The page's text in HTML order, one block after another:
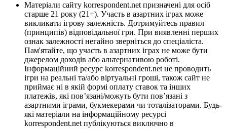
Матеріали сайту korrespondent.net призначені для осіб
старше 21 року (21+). Участь в азартних іграх може
викликати ігрову залежність. Дотримуйтесь правил
(принципів) відповідальної гри. При виявленні перших
ознак залежності негайно зверніться до спеціаліста.
Пам'ятайте, що участь в азартних іграх не може бути
джерелом доходів або альтернативою роботі.
Інформаційний ресурс korrespondent.net не проводить
ігри на реальні та/або віртуальні гроші, також сайт не
приймає ні в якій формі оплату ставок та інших
платежів, які пов’язані/можуть бути пов’язані з
азартними іграми, букмекерами чи тоталізаторами. Будь-
які матеріали на інформаційному ресурсі
korrespondent.net публікуються виключно в